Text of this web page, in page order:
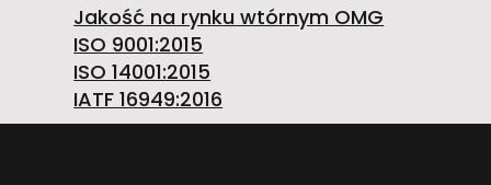
S
E
Jakość na rynku wtórnym OMG
ISO 9001:2015
ISO 14001:2015
IATF 16949:2016